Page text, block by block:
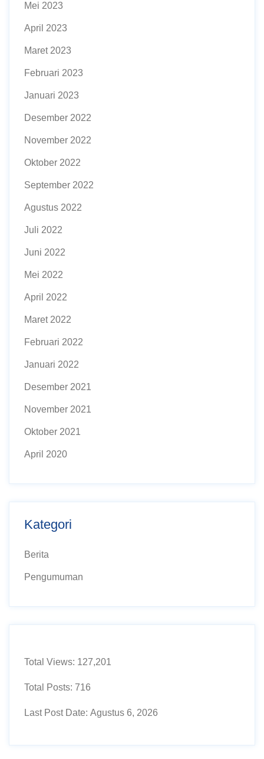
Mei 2023
April 2023
Maret 2023
Februari 2023
Januari 2023
Desember 2022
November 2022
Oktober 2022
September 2022
Agustus 2022
Juli 2022
Juni 2022
Mei 2022
April 2022
Maret 2022
Februari 2022
Januari 2022
Desember 2021
November 2021
Oktober 2021
April 2020
Kategori
Berita
Pengumuman
Total Views: 127,201
Total Posts: 716
Last Post Date: Agustus 6, 2026